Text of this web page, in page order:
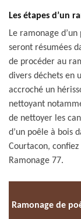
Les étapes d’un
Le ramonage
seront résumées
de procéder au
divers déchets en
accroché un
nettoyant
de nettoyer les
d’un poêle à bois
Courtacon,
Ramonage 77.
Ramonage de